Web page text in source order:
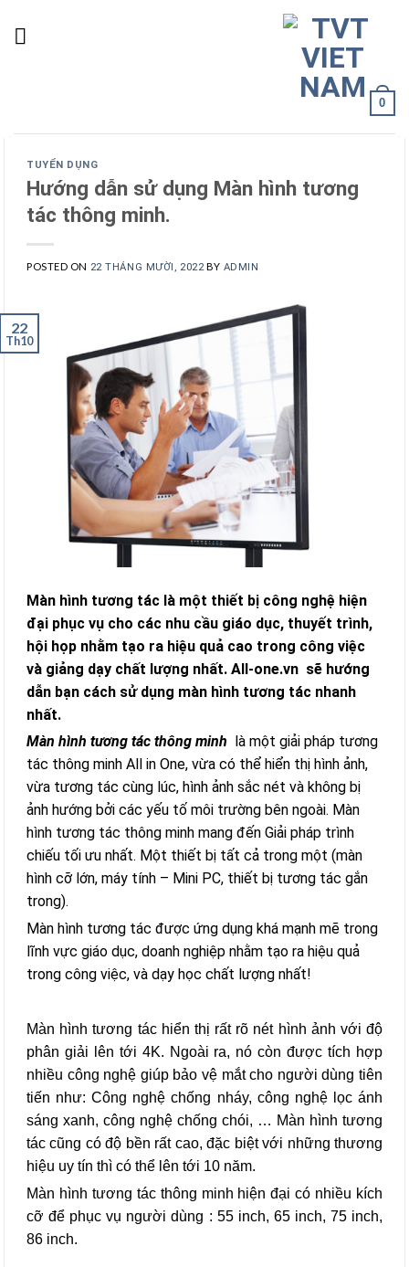
0
TUYỂN DỤNG
Hướng dẫn sử dụng Màn hình tương
tác thông minh.
POSTED ON 22 THÁNG MƯỜI, 2022 BY ADMIN
22
Th10
Màn hình tương tác là một thiết bị công nghệ hiện
đại phục vụ cho các nhu cầu giáo dục, thuyết trình,
hội họp nhằm tạo ra hiệu quả cao trong công việc
và giảng dạy chất lượng nhất. All-one.vn sẽ hướng
dẫn bạn cách sử dụng màn hình tương tác nhanh
nhất.
Màn hình tương tác thông minh
là một giải pháp tương
tác thông minh All in One, vừa có thể hiển thị hình ảnh,
vừa tương tác cùng lúc, hình ảnh sắc nét và không bị
ảnh hướng bởi các yếu tố môi trường bên ngoài. Màn
hình tương tác thông minh mang đến Giải pháp trình
chiếu tối ưu nhất. Một thiết bị tất cả trong một (màn
hình cỡ lớn, máy tính – Mini PC, thiết bị tương tác gắn
trong).
Màn hình tương tác được ứng dụng khá mạnh mẽ trong
lĩnh vực giáo dục, doanh nghiệp nhằm tạo ra hiệu quả
trong công việc, và dạy học chất lượng nhất!
Màn hình tương tác hiển thị rất rõ nét hình ảnh với độ
phân giải lên tới 4K. Ngoài ra, nó còn được tích hợp
nhiều công nghệ giúp bảo vệ mắt cho người dùng tiên
tiến như: Công nghệ chống nháy, công nghệ lọc ánh
sáng xanh, công nghệ chống chói, … Màn hình tương
tác cũng có độ bền rất cao, đặc biệt với những thương
hiệu uy tín thì có thể lên tới 10 năm.
Màn hình tương tác thông minh hiện đại có nhiều kích
cỡ để phục vụ người dùng : 55 inch, 65 inch, 75 inch,
86 inch.